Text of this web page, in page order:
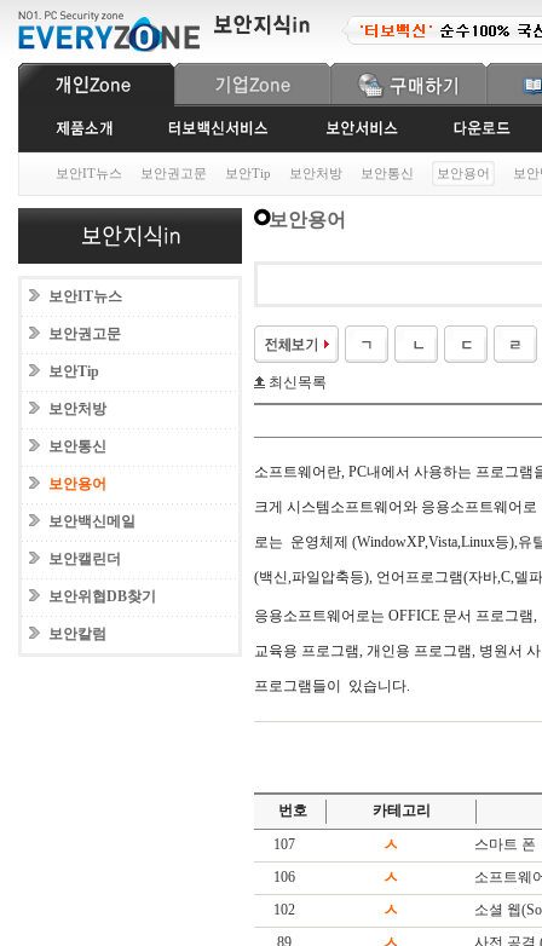
보안IT뉴스 보안권고문 보안Tip 보안처방 보안통신 보안용어 보
보안IT뉴스
보안권고문
보안Tip
보안처방
보안통신
보안용어
보안백신메일
보안캘린더
보안위협DB찾기
보안칼럼
보안용어
최신목록
소프트웨어란, PC내에서 사용하는 프로그램
크게 시스템소프트웨어와 응용소프트웨어
로는 운영체제 (WindowXP,Vista,Linux등),유
(백신,파일압축등), 언어프로그램(자바,C,델
응용소프트웨어로는 OFFICE 문서 프로그램
교육용 프로그램, 개인용 프로그램, 병원서
프로그램들이 있습니다.
번호
카테고리
107
ㅅ
스마트 폰
106
ㅅ
소프트웨
102
ㅅ
소셜 웹
89
사전 공격